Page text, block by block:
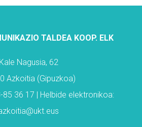
TALDEA KOOP. ELK
Kale Nagusia, 62
Azkoitia (Gipuzkoa)
36 17 | Helbide elektronikoa: